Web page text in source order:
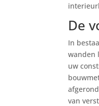
De
In
wanden
uw
van